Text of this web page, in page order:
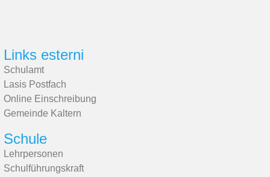
Links esterni
Schulamt
Lasis Postfach
Online Einschreibung
Gemeinde Kaltern
Schule
Lehrpersonen
Schulführungskraft